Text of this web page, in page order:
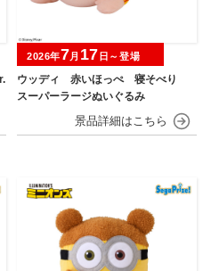
ウッディ 赤いほっぺ 寝そべり
スーパーラージぬいぐるみ
2026年7月 17 日～登場